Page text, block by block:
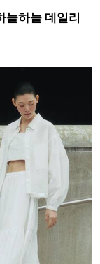
하늘 데일리